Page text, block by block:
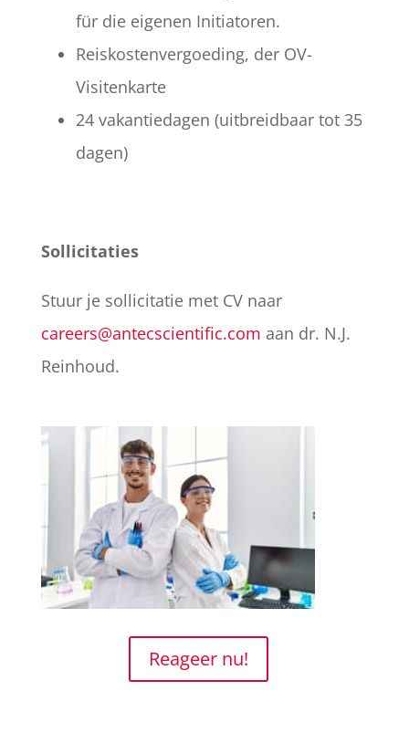
für die eigenen Initiatoren.
Reiskostenvergoeding, der OV-
Visitenkarte
24 vakantiedagen (uitbreidbaar tot 35
dagen)
Sollicitaties
Stuur je sollicitatie met CV naar
careers@antecscientific.com aan dr. N.J.
Reinhoud.
Reageer nu!